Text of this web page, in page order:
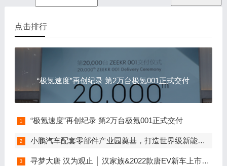
点击排行
“极氪速度”再创纪录 第2万台极氪001正式交付
“极氪速度”再创纪录 第2万台极氪001正式交付
小鹏汽车配套零部件产业园奠基，打造世界级新能源智能汽车集群
寻梦大唐 汉为观止 │ 汉家族&2022款唐EV新车上市发布会，敬请期待！